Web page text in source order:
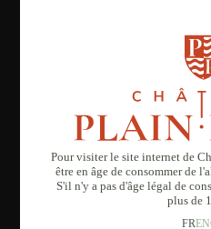
Pour visiter le site internet de
être en âge de consommer de
S'il n'y a pas d'âge légal de
plus de
FREN